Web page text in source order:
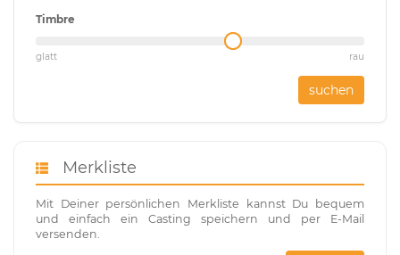
Timbre
glatt rau
suchen
Merkliste
Mit Deiner persönlichen Merkliste kannst Du bequem
und einfach ein Casting speichern und per E-Mail
versenden.